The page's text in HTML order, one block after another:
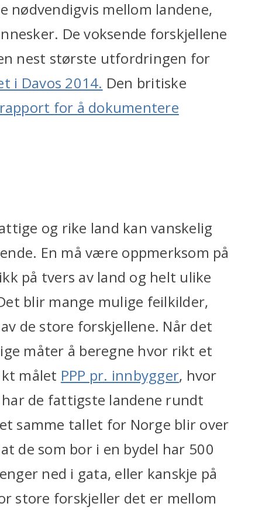
mellom landene,
De voksende forskjellene
nest største utfordringen for
i Davos 2014. Den britiske
for å dokumentere
og rike land kan vanskelig
En må være oppmerksom på
på tvers av land og helt ulike
blir mange mulige feilkilder,
de store forskjellene. Når det
måter å beregne hvor rikt et
målet PPP pr. innbygger, hvor
de fattigste landene rundt
samme tallet for Norge blir over
de som bor i en bydel har 500
ned i gata, eller kanskje på
store forskjeller det er mellom